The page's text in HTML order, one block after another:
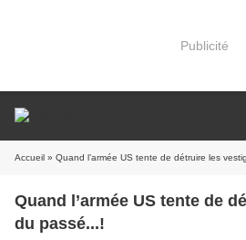
Publicité
Accueil » Quand l’armée US tente de détruire les
Quand l’armée US tente de
du passé...!